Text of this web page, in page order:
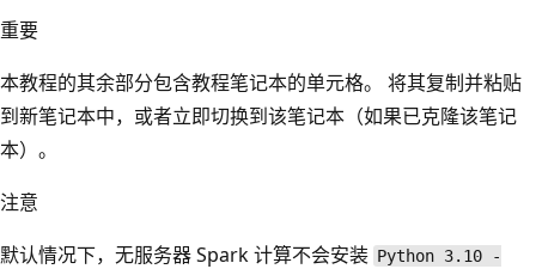
重要
本教程的其余部分包含教程笔记本的单元格。 将其复制并粘贴
到新笔记本中，或者立即切换到该笔记本（如果已克隆该笔记
本）。
注意
默认情况下，无服务器 Spark 计算不会安装 Python 3.10 -